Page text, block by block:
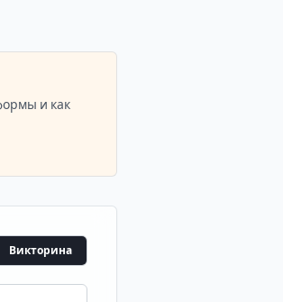
и как
Викторина